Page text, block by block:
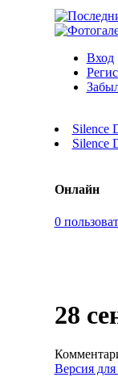
Вход
Silence
Silence
Онлайн
0
28
Версия для